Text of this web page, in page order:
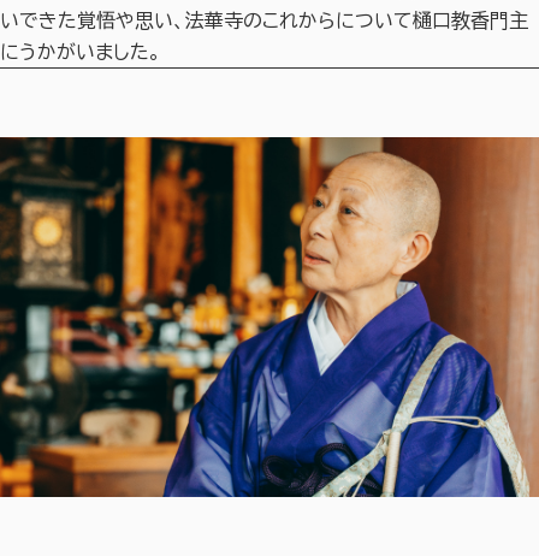
いできた覚悟や思い、法華寺のこれからについて樋口教香門主
にうかがいました。